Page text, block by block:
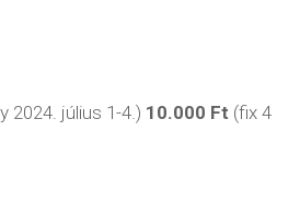
2024. július 1-4.) 10.000 Ft (fix 4